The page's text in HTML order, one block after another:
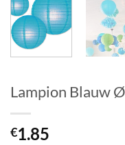
Lampion Blauw
€1.85